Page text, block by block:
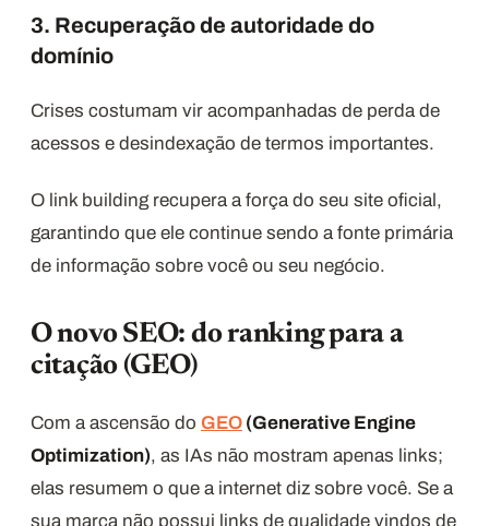
3. Recuperação de autoridade do
domínio
Crises costumam vir acompanhadas de perda de
acessos e desindexação de termos importantes.
O link building recupera a força do seu site oficial,
garantindo que ele continue sendo a fonte primária
de informação sobre você ou seu negócio.
O novo SEO: do ranking para a
citação (GEO)
Com a ascensão do GEO (Generative Engine
Optimization), as IAs não mostram apenas links;
elas resumem o que a internet diz sobre você. Se a
sua marca não possui links de qualidade vindos de